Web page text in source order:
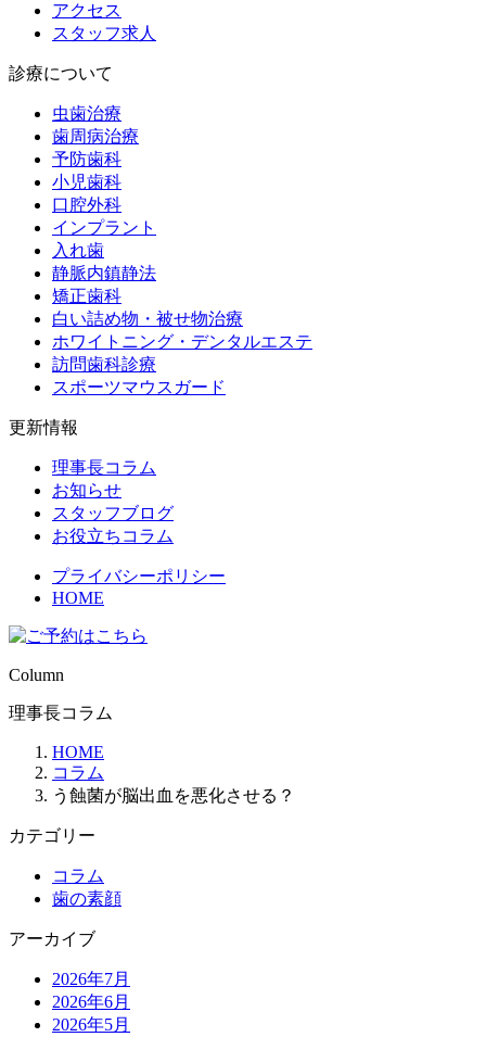
アクセス
スタッフ求人
診療について
虫歯治療
歯周病治療
予防歯科
小児歯科
口腔外科
インプラント
入れ歯
静脈内鎮静法
矯正歯科
白い詰め物・被せ物治療
ホワイトニング・デンタルエステ
訪問歯科診療
スポーツマウスガード
更新情報
理事長コラム
お知らせ
スタッフブログ
お役立ちコラム
プライバシーポリシー
HOME
Column
理事長コラム
HOME
コラム
う蝕菌が脳出血を悪化させる？
カテゴリー
コラム
歯の素顔
アーカイブ
2026年7月
2026年6月
2026年5月